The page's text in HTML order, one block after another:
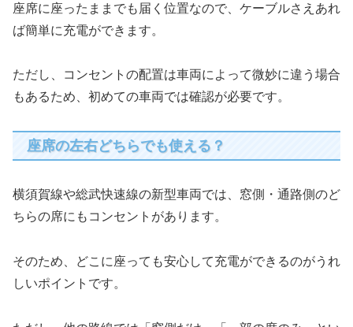
座席に座ったままでも届く位置なので、ケーブルさえあれ
ば簡単に充電ができます。
ただし、コンセントの配置は車両によって微妙に違う場合
もあるため、初めての車両では確認が必要です。
座席の左右どちらでも使える？
横須賀線や総武快速線の新型車両では、窓側・通路側のど
ちらの席にもコンセントがあります。
そのため、どこに座っても安心して充電ができるのがうれ
しいポイントです。